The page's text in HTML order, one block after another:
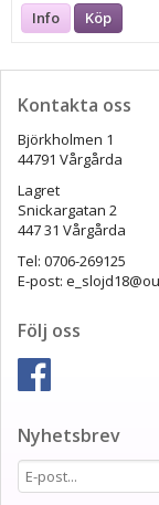
Info Köp
Kontakta oss
Björkholmen 1
44791 Vårgårda
Lagret
Snickargatan 2
447 31 Vårgårda
Tel: 0706-269125
E-post:
Följ oss
Nyhetsbrev